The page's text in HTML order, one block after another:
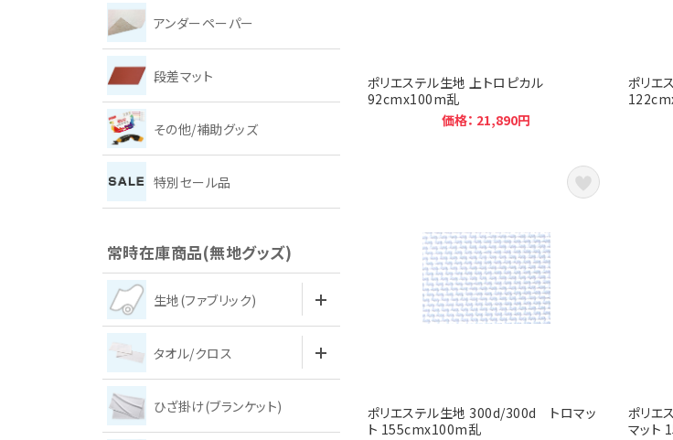
ポリエステル生地 上トロピカル
92cmx100m乱
価格： 21,890円
ポリエ
ポリエステル生地 300d/300d トロマッ
ト 155cmx100m乱
ポリエ
マット
アンダーペーパー
段差マット
その他/補助グッズ
特別セール品
常時在庫商品(無地グッズ)
生地(ファブリック)
タオル/クロス
ひざ掛け(ブランケット)